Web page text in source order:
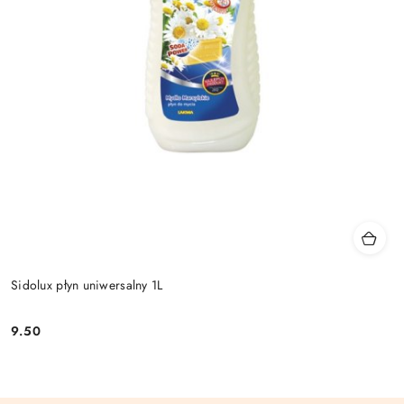
Sidolux płyn uniwersalny 1L
Cena:
9.50